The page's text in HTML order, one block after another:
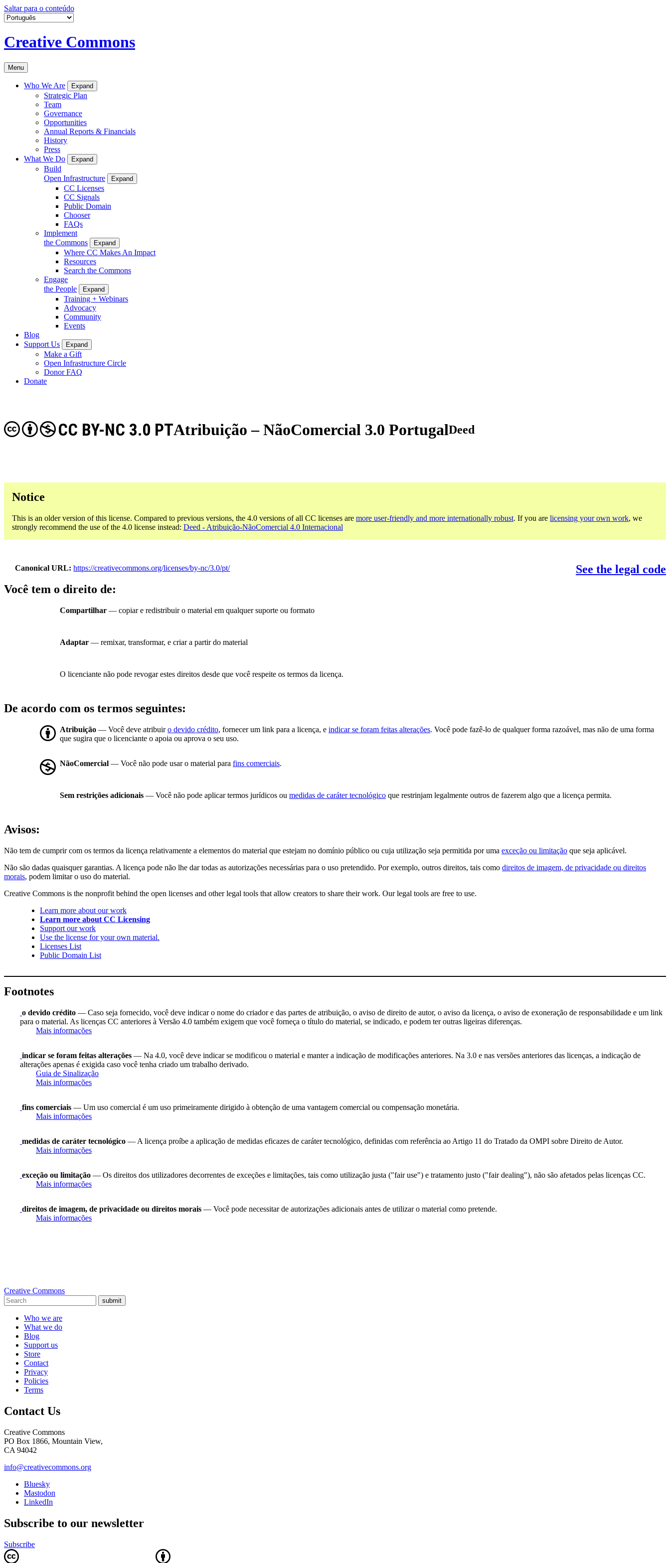
Saltar para o conteúdo
Creative Commons
Menu
Who We Are Expand
Strategic Plan
Team
Governance
Opportunities
Annual Reports & Financials
History
Press
What We Do
Expand
Build
Open Infrastructure
Expand
CC Licenses
CC Signals
Public Domain
Chooser
FAQs
Implement
the Commons
Expand
Where CC Makes An Impact
Resources
Search the Commons
Engage
the People
Expand
Training + Webinars
Advocacy
Community
Events
Blog
Support Us
Expand
Make a Gift
Open Infrastructure Circle
Donor FAQ
Donate
Atribuição – NãoComercial 3.0 Portugal
CC BY-NC 3.0 PT Deed
Notice
This is an older version of this license. Compared to previous versions, the 4.0 versions of all CC licenses are more user-friendly and more internationally robust. If you are licensing your own work, we
strongly recommend the use of the 4.0 license instead: Deed - Atribuição-NãoComercial 4.0 Internacional
Canonical URL https://creativecommons.org/licenses/by-nc/3.0/pt/
See the legal code
Você tem o direito de:
Compartilhar — copiar e redistribuir o material em qualquer suporte ou formato
Adaptar — remixar, transformar, e criar a partir do material
O licenciante não pode revogar estes direitos desde que você respeite os termos da licença.
De acordo com os termos seguintes:
Atribuição — Você deve atribuiro devido crédito, fornecer um link para a licença, e indicar se foram feitas alterações. Você pode fazê-lo de qualquer forma razoável, mas não de uma forma
que sugira que o licenciante o apoia ou aprova o seu uso.
NãoComercial — Você não pode usar o material para fins comerciais.
Sem restrições adicionais — Você não pode aplicar termos jurídicos ou medidas de caráter tecnológico que restrinjam legalmente outros de fazerem algo que a licença permita.
Avisos:
Não tem de cumprir com os termos da licença relativamente a elementos do material que estejam no domínio público ou cuja utilização seja permitida por uma exceção ou limitação que seja aplicável.
Não são dadas quaisquer garantias. A licença pode não lhe dar todas as autorizações necessárias para o uso pretendido. Por exemplo, outros direitos, tais como direitos de imagem, de privacidade ou direitos
morais, podem limitar o uso do material.
Creative Commons is the nonprofit behind the open licenses and other legal tools that allow creators to share their work. Our legal tools are free to use.
Learn more about our work
Learn more about CC Licensing
Support our work
Use the license for your own material.
Licenses List
Public Domain List
Footnotes
o devido crédito — Caso seja fornecido, você deve indicar o nome do criador e das partes de atribuição, o aviso de direito de autor, o aviso da licença, o aviso de exoneração de responsabilidade e um link
para o material. As licenças CC anteriores à Versão 4.0 também exigem que você forneça o título do material, se indicado, e podem ter outras ligeiras diferenças.
Mais informações
indicar se foram feitas alterações — Na 4.0, você deve indicar se modificou o material e manter a indicação de modificações anteriores. Na 3.0 e nas versões anteriores das licenças, a indicação de
alterações apenas é exigida caso você tenha criado um trabalho derivado.
Guia de Sinalização
Mais informações
fins comerciais — Um uso comercial é um uso primeiramente dirigido à obtenção de uma vantagem comercial ou compensação monetária.
Mais informações
medidas de caráter tecnológico — A licença proíbe a aplicação de medidas eficazes de caráter tecnológico, definidas com referência ao Artigo 11 do Tratado da OMPI sobre Direito de Autor.
Mais informações
exceção ou limitação — Os direitos dos utilizadores decorrentes de exceções e limitações, tais como utilização justa ("fair use") e tratamento justo ("fair dealing"), não são afetados pelas licenças CC.
Mais informações
direitos de imagem, de privacidade ou direitos morais — Você pode necessitar de autorizações adicionais antes de utilizar o material como pretende.
Mais informações
Creative Commons
submit
Who we are
What we do
Blog
Support us
Store
Contact
Privacy
Policies
Terms
Contact Us
Creative Commons
PO Box 1866, Mountain View,
CA 94042
info@creativecommons.org
Bluesky
Mastodon
LinkedIn
Subscribe to our newsletter
Subscribe